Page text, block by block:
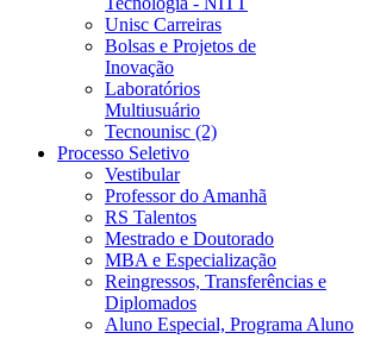
Unisc Carreiras
Bolsas e Projetos de
Inovação
Laboratórios
Multiusuário
Tecnounisc (2)
Processo Seletivo
Vestibular
Professor do Amanhã
RS Talentos
Mestrado e Doutorado
MBA e Especialização
Reingressos, Transferências e
Diplomados
Aluno Especial, Programa Aluno